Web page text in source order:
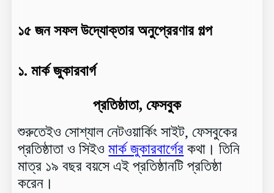
১৫ জন সফল উদ্যোক্তার অনুপ্রেরণার গল্প
১. মার্ক জুকারবার্গ
প্রতিষ্ঠাতা, ফেসবুক
শুরুতেইও সোশ্যাল নেটওয়ার্কিং সাইট, ফেসবুকের
প্রতিষ্ঠাতা ও সিইওমার্ক জুকারবার্গের কথা। তিনি
মাত্র ১৯ বছর বয়সে এই প্রতিষ্ঠানটি প্রতিষ্ঠা
করেন।